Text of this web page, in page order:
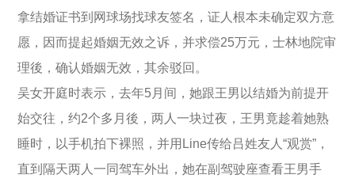
拿结婚证书到网球场找球友签名，证人根本未确定双方意
愿，因而提起婚姻无效之诉，并求偿25万元，士林地院审
理後，确认婚姻无效，其余驳回。
吴女开庭时表示，去年5月间，她跟王男以结婚为前提开
始交往，约2个多月後，两人一块过夜，王男竟趁着她熟
睡时，以手机拍下裸照，并用Line传给吕姓友人“观赏”，
直到隔天两人一同驾车外出，她在副驾驶座查看王男手